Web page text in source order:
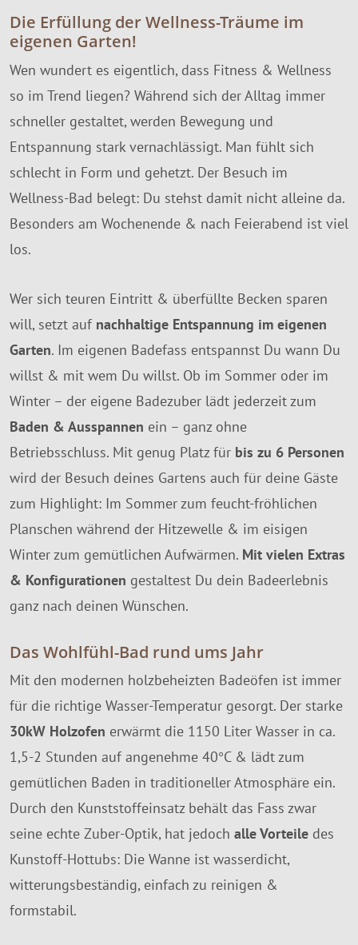
Die Erfüllung der Wellness-Träume im
eigenen Garten!
Wen wundert es eigentlich, dass Fitness & Wellness
so im Trend liegen? Während sich der Alltag immer
schneller gestaltet, werden Bewegung und
Entspannung stark vernachlässigt. Man fühlt sich
schlecht in Form und gehetzt. Der Besuch im
Wellness-Bad belegt: Du stehst damit nicht alleine da.
Besonders am Wochenende & nach Feierabend ist viel
los.
Wer sich teuren Eintritt & überfüllte Becken sparen
will, setzt auf nachhaltige Entspannung im eigenen
Garten. Im eigenen Badefass entspannst Du wann Du
willst & mit wem Du willst. Ob im Sommer oder im
Winter – der eigene Badezuber lädt jederzeit zum
Baden & Ausspannen ein – ganz ohne
Betriebsschluss. Mit genug Platz für bis zu 6 Personen
wird der Besuch deines Gartens auch für deine Gäste
zum Highlight: Im Sommer zum feucht-fröhlichen
Planschen während der Hitzewelle & im eisigen
Winter zum gemütlichen Aufwärmen. Mit vielen Extras
& Konfigurationen gestaltest Du dein Badeerlebnis
ganz nach deinen Wünschen.
Das Wohlfühl-Bad rund ums Jahr
Mit den modernen holzbeheizten Badeöfen ist immer
für die richtige Wasser-Temperatur gesorgt. Der starke
30kW Holzofen erwärmt die 1150 Liter Wasser in ca.
1,5-2 Stunden auf angenehme 40°C & lädt zum
gemütlichen Baden in traditioneller Atmosphäre ein.
Durch den Kunststoffeinsatz behält das Fass zwar
seine echte Zuber-Optik, hat jedoch alle Vorteile des
Kunstoff-Hottubs: Die Wanne ist wasserdicht,
witterungsbeständig, einfach zu reinigen &
formstabil.